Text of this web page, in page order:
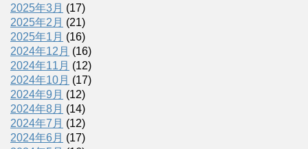
2025年3月 (17)
2025年2月 (21)
2025年1月 (16)
2024年12月 (16)
2024年11月 (12)
2024年10月 (17)
2024年9月 (12)
2024年8月 (14)
2024年7月 (12)
2024年6月 (17)